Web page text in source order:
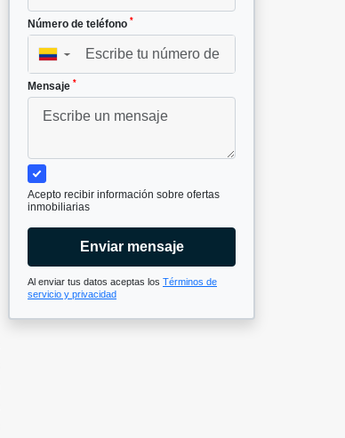
Número de teléfono *
▼
Mensaje *
Acepto recibir información sobre ofertas
inmobiliarias
Enviar mensaje
Al enviar tus datos aceptas los Términos de
servicio y privacidad